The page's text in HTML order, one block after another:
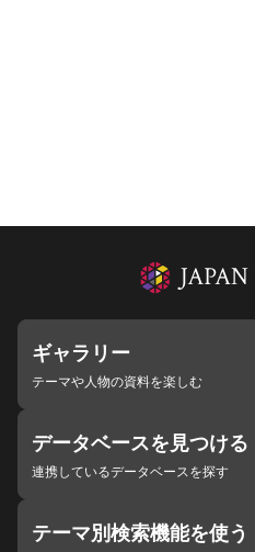
ギャラリー
テーマや人物の資料を楽しむ
データベースを見つける
連携しているデータベースを探す
テーマ別検索機能を使う